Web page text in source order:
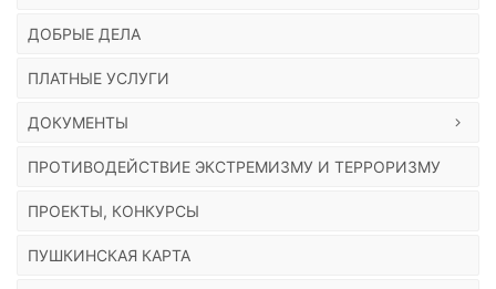
ДОБРЫЕ ДЕЛА
ПЛАТНЫЕ УСЛУГИ
ДОКУМЕНТЫ
ПРОТИВОДЕЙСТВИЕ ЭКСТРЕМИЗМУ И ТЕРРОРИЗМУ
ПРОЕКТЫ, КОНКУРСЫ
ПУШКИНСКАЯ КАРТА